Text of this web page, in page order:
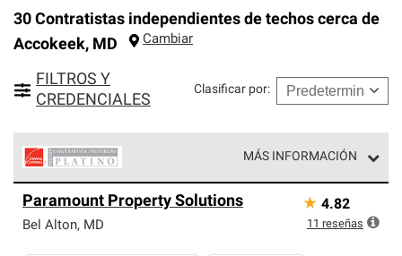
30 Contratistas independientes de techos cerca de
Accokeek, MD Cambiar
FILTROS Y
CREDENCIALES
Clasificar por:
MÁS INFORMACIÓN
Corning constituyen el nivel superior de nuestra red
exclusiva y cumplen con estándares estrictos de
Paramount Property Solutions
Bel Alton, MD
★ 4.82
11 reseñas